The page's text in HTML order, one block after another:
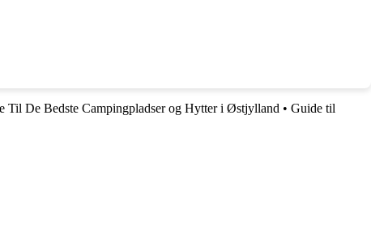
Til De Bedste Campingpladser og Hytter i Østjylland • Guide til